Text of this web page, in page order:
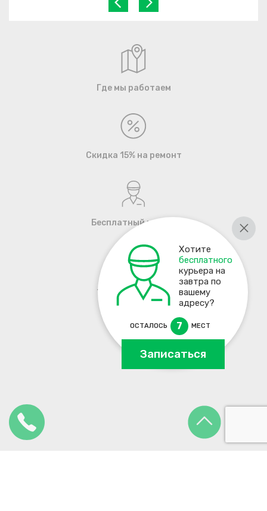
Хотите
бесплатного
курьера на
завтра по
вашему
адресу?
ОСТАЛОСЬ 7 МЕСТ
Записаться
Где мы работаем
Скидка 15% на ремонт
Бесплатный курьер
+7 495 137-93-17